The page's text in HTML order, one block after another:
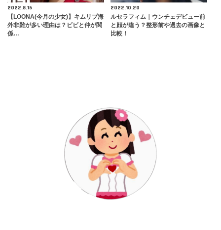
2022.8.15
【LOONA(今月の少女)】キムリプ海
外非難が多い理由は？ビビと仲が関
係…
2022.10.20
ルセラフィム｜ウンチェデビュー前
と顔が違う？整形前や過去の画像と
比較！